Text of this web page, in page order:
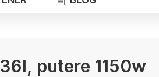
putere 1150w